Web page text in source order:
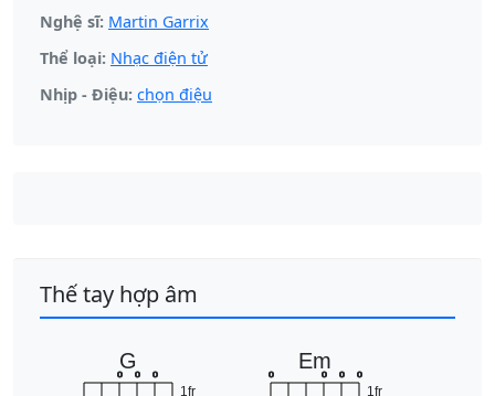
Nghệ sĩ: Martin Garrix
Thể loại: Nhạc điện tử
Nhịp - Điệu: chọn điệu
Thế tay hợp âm
G
1fr
o o o
Em
1fr
o o o o